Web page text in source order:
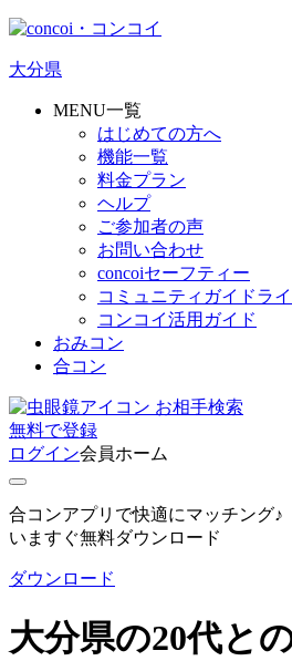
大分県
MENU一覧
はじめての方へ
機能一覧
料金プラン
ヘルプ
ご参加者の声
お問い合わせ
concoiセーフティー
コミュニティガイドラ
コンコイ活用ガイド
おみコン
合コン
お相手検索
無料で登録
ログイン会員ホーム
合コンアプリで快適にマッチング♪
いますぐ無料ダウンロード
ダウンロード
大分県の20代と